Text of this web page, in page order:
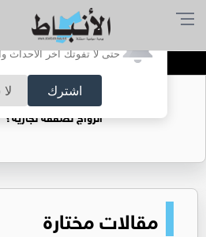
أترغب في تفعيل
حتى لا تفوتك آخر الأحداث
اشترك
كيف
فتيات يستغللنه
الزواج لصفقة تجارية؟
مقالات مختارة